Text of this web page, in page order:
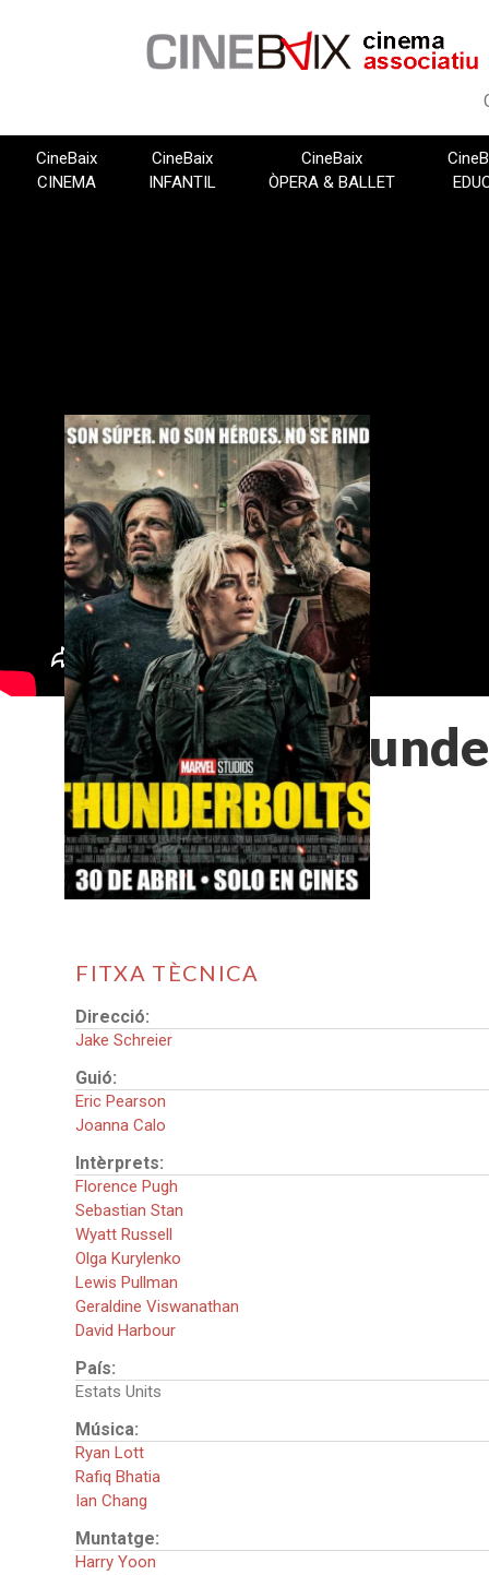
CineBaix
CINEMA
CineBaix
INFANTIL
CineBaix
ÒPERA & BALLET
FITXA TÈCNICA
Direcció:
Jake Schreier
Guió:
Eric Pearson
Joanna Calo
Intèrprets:
Florence Pugh
Sebastian Stan
Wyatt Russell
Olga Kurylenko
Lewis Pullman
Geraldine Viswanathan
David Harbour
País:
Estats Units
Música:
Ryan Lott
Rafiq Bhatia
Ian Chang
Muntatge:
Harry Yoon